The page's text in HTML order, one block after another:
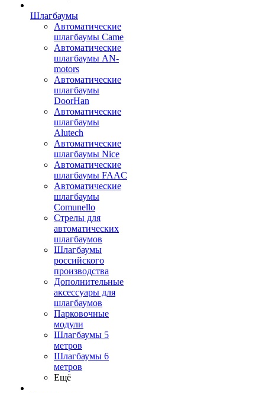
Шлагбаумы
Автоматические
шлагбаумы Came
Автоматические
шлагбаумы AN-
motors
Автоматические
шлагбаумы
DoorHan
Автоматические
шлагбаумы
Alutech
Автоматические
шлагбаумы Nice
Автоматические
шлагбаумы FAAC
Автоматические
шлагбаумы
Comunello
Стрелы для
автоматических
шлагбаумов
Шлагбаумы
российского
производства
Дополнительные
аксессуары для
шлагбаумов
Парковочные
модули
Шлагбаумы 5
метров
Шлагбаумы 6
метров
Ещё